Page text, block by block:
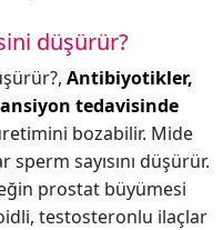
düşürür?
Antibiyotikler,
tedavisinde
bozabilir. Mide
sayısını düşürür.
prostat büyümesi
testosteronlu ilaçlar